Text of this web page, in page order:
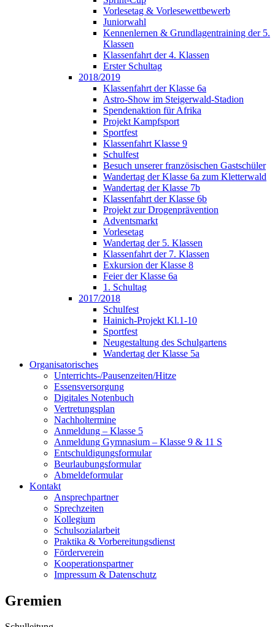
Vorlesetag & Vorlesewettbewerb
Juniorwahl
Kennenlernen & Grundlagentraining der 5.
Klassen
Klassenfahrt der 4. Klassen
Erster Schultag
2018/2019
Klassenfahrt der Klasse 6a
Astro-Show im Steigerwald-Stadion
Spendenaktion für Afrika
Projekt Kampfsport
Sportfest
Klassenfahrt Klasse 9
Schulfest
Besuch unserer französischen Gastschüler
Wandertag der Klasse 6a zum Kletterwald
Wandertag der Klasse 7b
Klassenfahrt der Klasse 6b
Projekt zur Drogenprävention
Adventsmarkt
Vorlesetag
Wandertag der 5. Klassen
Klassenfahrt der 7. Klassen
Exkursion der Klasse 8
Feier der Klasse 6a
1. Schultag
2017/2018
Schulfest
Hainich-Projekt Kl.1-10
Sportfest
Neugestaltung des Schulgartens
Wandertag der Klasse 5a
Organisatorisches
Unterrichts-/Pausenzeiten/Hitze
Essensversorgung
Digitales Notenbuch
Vertretungsplan
Nachholtermine
Anmeldung – Klasse 5
Anmeldung Gymnasium – Klasse 9 & 11 S
Entschuldigungsformular
Beurlaubungsformular
Abmeldeformular
Kontakt
Ansprechpartner
Sprechzeiten
Kollegium
Schulsozialarbeit
Praktika & Vorbereitungsdienst
Förderverein
Kooperationspartner
Impressum & Datenschutz
Gremien